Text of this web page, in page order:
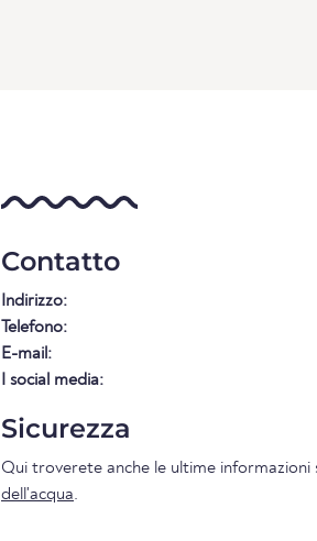
Contatto
Indirizzo:
Telefono:
E-mail:
I social media:
Sicurezza
Qui troverete anche le ultime informazioni
dell'acqua.